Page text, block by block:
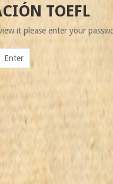
TOEFL
it please enter your